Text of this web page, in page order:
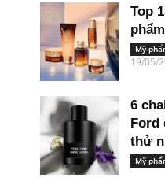
Top
Mỹ
19/05/
6
Ford
thử
Mỹ